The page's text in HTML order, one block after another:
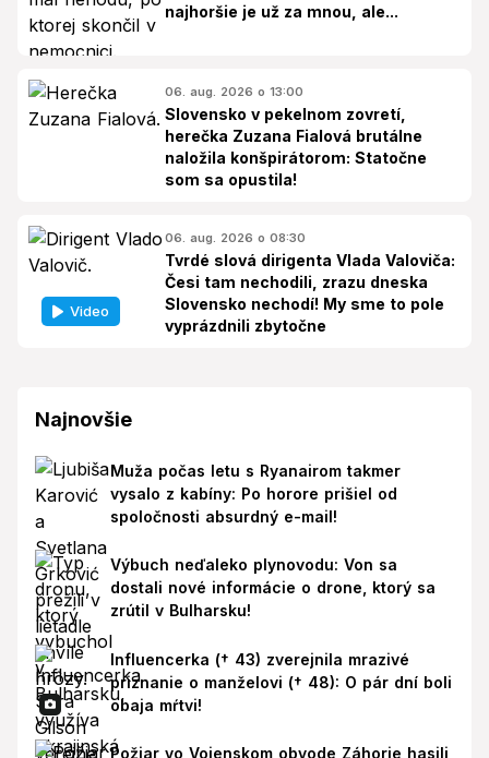
najhoršie je už za mnou, ale...
06. aug. 2026 o 13:00
Slovensko v pekelnom zovretí,
herečka Zuzana Fialová brutálne
naložila konšpirátorom: Statočne
som sa opustila!
Video
06. aug. 2026 o 08:30
Tvrdé slová dirigenta Vlada Valoviča:
Česi tam nechodili, zrazu dneska
Slovensko nechodí! My sme to pole
vyprázdnili zbytočne
Najnovšie
Muža počas letu s Ryanairom takmer
vysalo z kabíny: Po horore prišiel od
spoločnosti absurdný e-mail!
Výbuch neďaleko plynovodu: Von sa
dostali nové informácie o drone, ktorý sa
zrútil v Bulharsku!
Influencerka († 43) zverejnila mrazivé
priznanie o manželovi († 48): O pár dní boli
obaja mŕtvi!
Požiar vo Vojenskom obvode Záhorie hasili